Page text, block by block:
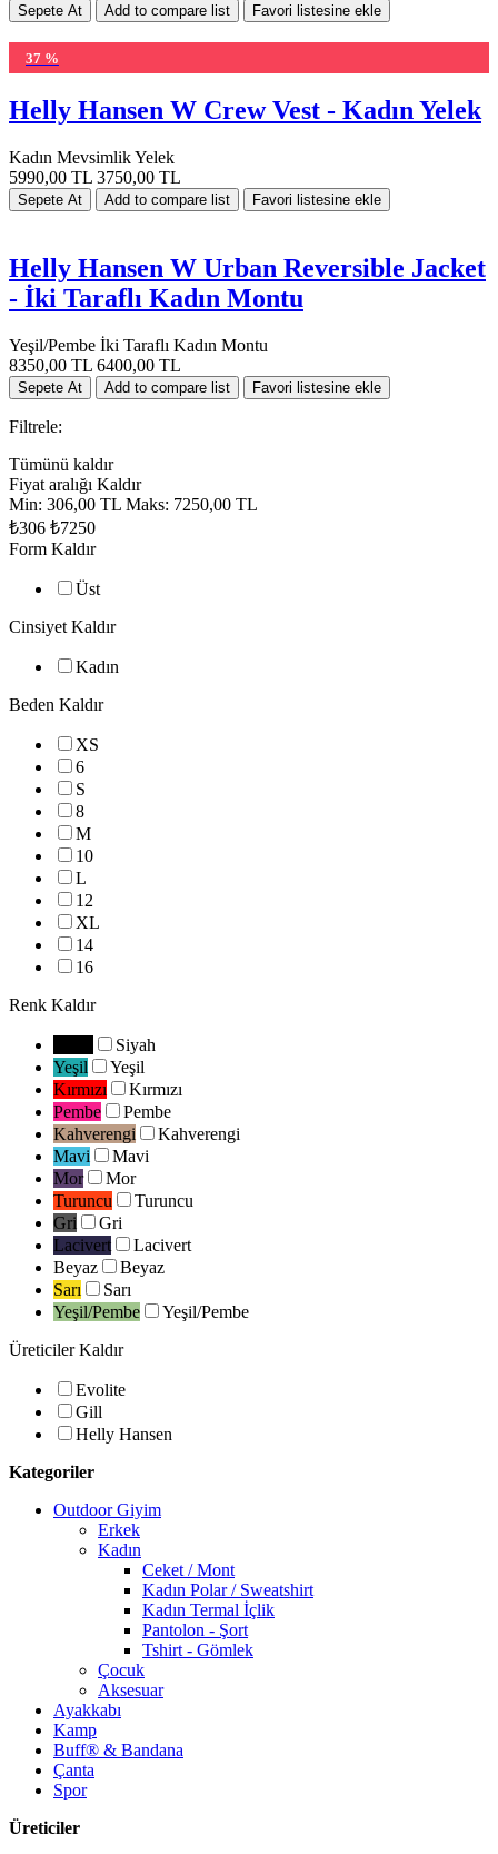
37 %
Helly Hansen W Crew Vest - Kadın Yelek
Kadın Mevsimlik Yelek
5990,00 TL 3750,00 TL
Helly Hansen W Urban Reversible Jacket
- İki Taraflı Kadın Montu
Yeşil/Pembe İki Taraflı Kadın Montu
8350,00 TL 6400,00 TL
Filtrele:
Tümünü kaldır
Fiyat aralığı Kaldır
Min: 306,00 TL Maks: 7250,00 TL
₺306 ₺7250
Form Kaldır
Üst
Cinsiyet Kaldır
Kadın
Beden Kaldır
XS
6
S
8
M
10
L
12
XL
14
16
Renk Kaldır
Siyah
Yeşil
Yeşil
Kırmızı
Kırmızı
Pembe
Pembe
Kahverengi
Kahverengi
Mavi
Mavi
Mor
Mor
Turuncu
Turuncu
Gri
Gri
Lacivert
Lacivert
Beyaz
Beyaz
Sarı
Sarı
Yeşil/Pembe
Yeşil/Pembe
Üreticiler Kaldır
Evolite
Gill
Helly Hansen
Kategoriler
Outdoor Giyim
Erkek
Kadın
Ceket / Mont
Kadın Polar / Sweatshirt
Kadın Termal İçlik
Pantolon - Şort
Tshirt - Gömlek
Çocuk
Aksesuar
Ayakkabı
Kamp
Buff® & Bandana
Çanta
Spor
Üreticiler